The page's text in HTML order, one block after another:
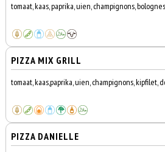
tomaat, kaas, paprika, uien, champignons,
PIZZA MIX GRILL
tomaat, kaas,paprika, uien, champignons, kipfilet,
PIZZA DANIELLE